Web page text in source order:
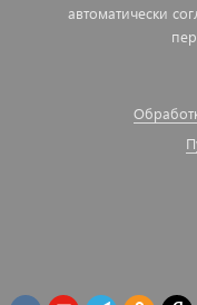
автоматически